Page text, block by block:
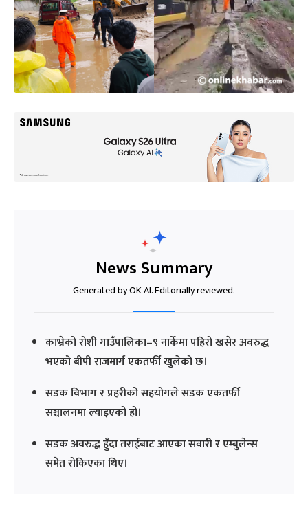
News Summary
Generated by OK AI. Editorially reviewed.
काभ्रेको रोशी गाउँपालिका–९ नार्केमा पहिरो खसेर अवरुद्ध
भएको बीपी राजमार्ग एकतर्फी खुलेको छ।
सडक विभाग र प्रहरीको सहयोगले सडक एकतर्फी
सञ्चालनमा ल्याइएको हो।
सडक अवरुद्ध हुँदा तराईबाट आएका सवारी र एम्बुलेन्स
समेत रोकिएका थिए।